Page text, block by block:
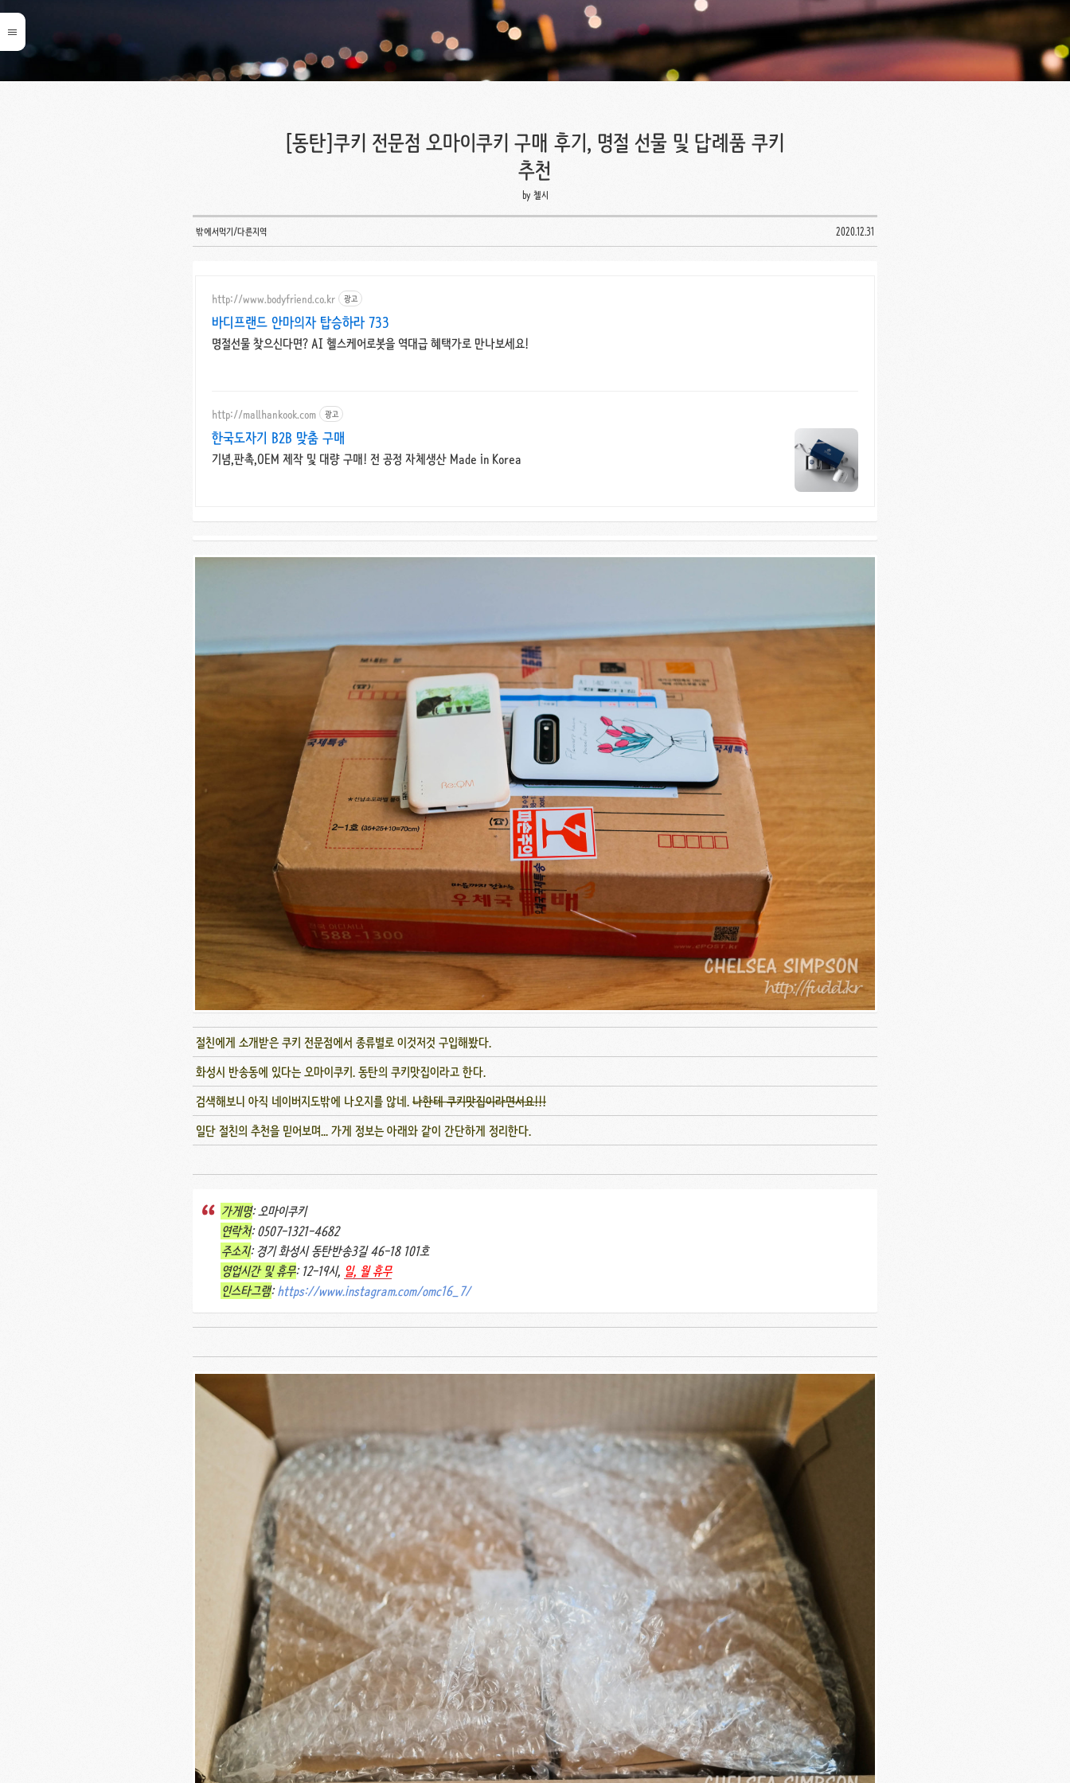
[동탄]쿠키 전문점 오마이쿠키 구매 후기, 명절 선물 및 답례품 쿠키
추천
by 첼시
밖에서먹기/다른지역 2020.12.31
http://www.bodyfriend.co.kr 광고
바디프랜드 안마의자 탑승하라 733
명절선물 찾으신다면? AI 헬스케어로봇을 역대급 혜택가로 만나보세요!
http://mallhankook.com 광고
한국도자기 B2B 맞춤 구매
기념,판촉,OEM 제작 및 대량 구매! 전 공정 자체생산 Made in Korea
절친에게 소개받은 쿠키 전문점에서 종류별로 이것저것 구입해봤다.
화성시 반송동에 있다는 오마이쿠키. 동탄의 쿠키맛집이라고 한다.
검색해보니 아직 네이버지도밖에 나오지를 않네.나한테 쿠키맛집이라면서요!!!
일단 절친의 추천을 믿어보며... 가게 정보는 아래와 같이 간단하게 정리한다.
가게명: 오마이쿠키
연락처: 0507-1321-4682
주소지: 경기 화성시 동탄반송3길 46-18 101호
영업시간 및 휴무: 12-19시, 일, 월 휴무
인스타그램:https://www.instagram.com/omc16_7/